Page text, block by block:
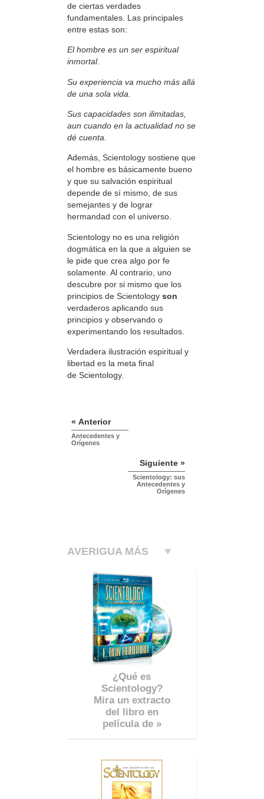
de ciertas verdades
fundamentales. Las principales
entre estas son:
El hombre es un ser espiritual
inmortal.
Su experiencia va mucho más allá
de una sola vida.
Sus capacidades son ilimitadas,
aun cuando en la actualidad no se
dé cuenta.
Además, Scientology sostiene que
el hombre es básicamente bueno
y que su salvación espiritual
depende de sí mismo, de sus
semejantes y de lograr
hermandad con el universo.
Scientology no es una religión
dogmática en la que a alguien se
le pide que crea algo por fe
solamente. Al contrario, uno
descubre por si mismo que los
principios de Scientology son
verdaderos aplicando sus
principios y observando o
experimentando los resultados.
Verdadera ilustración espiritual y
libertad es la meta final
de Scientology.
« Anterior
Antecedentes y
Orígenes
Siguiente »
Scientology: sus
Antecedentes y
Orígenes
AVERIGUA MÁS
¿Qué es
Scientology?
Mira un extracto
del libro en
película de »